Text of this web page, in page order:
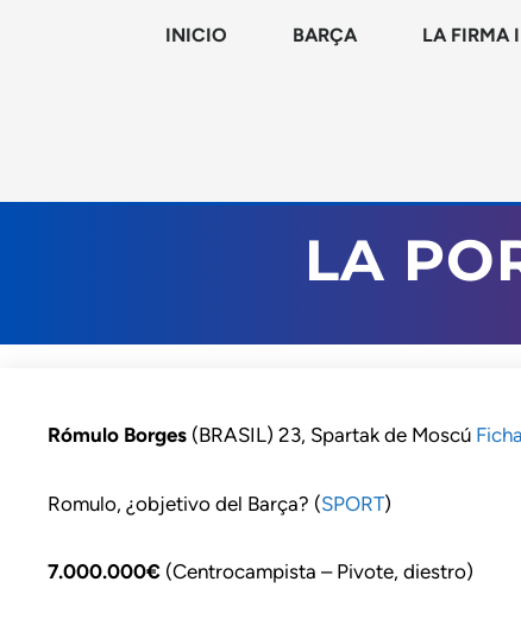
INICIO BARÇA LA FIRMA
LA
Rómulo Borges (BRASIL) 23, Spartak de Moscú
Romulo, ¿objetivo del Barça? (SPORT)
7.000.000€ (Centrocampista – Pivote, diestro)